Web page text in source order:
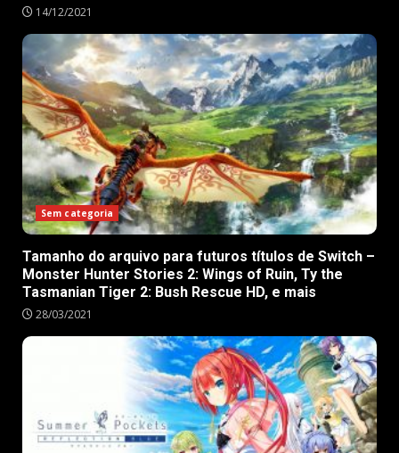
14/12/2021
Sem categoria
Tamanho do arquivo para futuros títulos de Switch –
Monster Hunter Stories 2: Wings of Ruin, Ty the
Tasmanian Tiger 2: Bush Rescue HD, e mais
28/03/2021